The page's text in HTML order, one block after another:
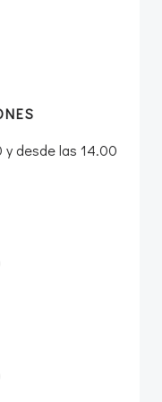
y desde las 14.00